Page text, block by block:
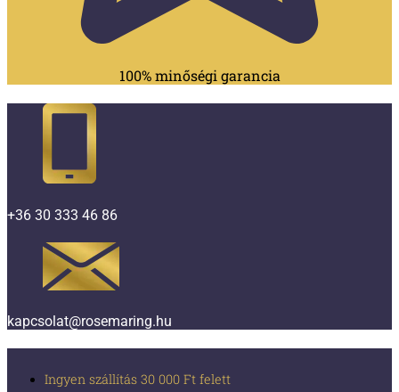
100% minőségi garancia
+36 30 333 46 86
kapcsolat@rosemaring.hu
Ingyen szállítás 30 000 Ft felett